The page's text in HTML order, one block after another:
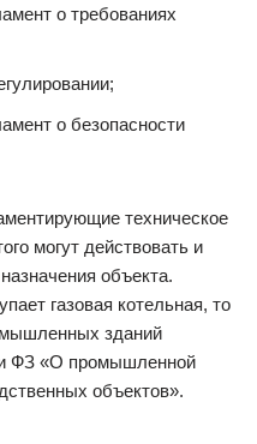
о требованиях
о безопасности
техническое
могут действовать и
объекта.
газовая котельная, то
зданий
ФЗ «О промышленной
объектов».